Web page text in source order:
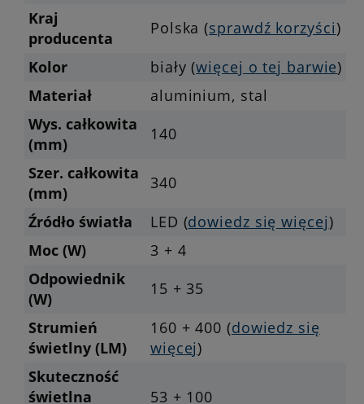
Kraj
producenta
Polska (sprawdź korzyści)
Kolor
biały (więcej o tej barwie)
Materiał
aluminium, stal
Wys. całkowita
(mm)
140
Szer. całkowita
(mm)
340
Źródło światła
LED (dowiedz się więcej)
Moc (W)
3 + 4
Odpowiednik
(W)
15 + 35
Strumień
świetlny (LM)
160 + 400 (dowiedz się
więcej)
Skuteczność
świetlna
53 + 100